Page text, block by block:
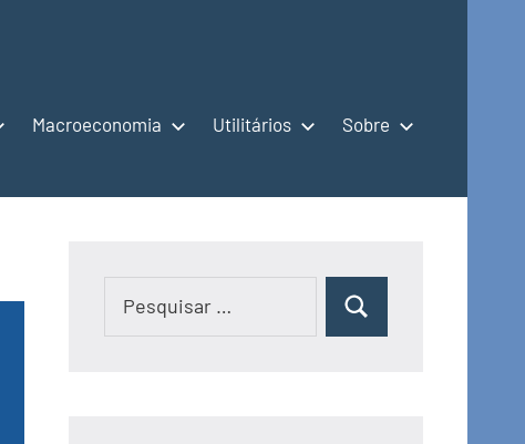
Macroeconomia Utilitários Sobre
Pesquisar